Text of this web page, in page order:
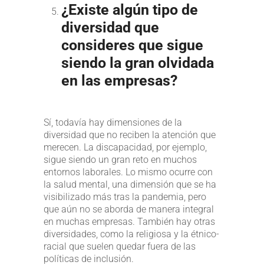
¿Existe algún tipo de
diversidad que
consideres que sigue
siendo la gran olvidada
en las empresas?
Sí, todavía hay dimensiones de la
diversidad que no reciben la atención que
merecen. La discapacidad, por ejemplo,
sigue siendo un gran reto en muchos
entornos laborales. Lo mismo ocurre con
la salud mental, una dimensión que se ha
visibilizado más tras la pandemia, pero
que aún no se aborda de manera integral
en muchas empresas. También hay otras
diversidades, como la religiosa y la étnico-
racial que suelen quedar fuera de las
políticas de inclusión.